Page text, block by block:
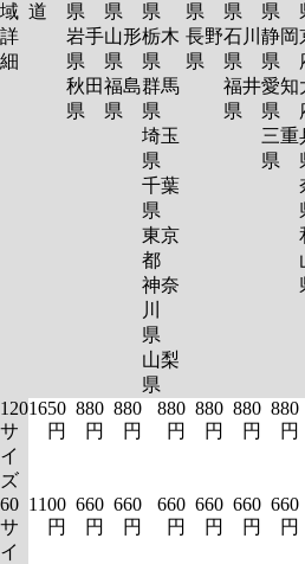
域
詳
細
道 県
岩手
県
秋田
県
県
山形
県
福島
県
県
栃木
県
群馬
県
埼玉
県
千葉
県
東京
都
神奈
川
県
山梨
県
県
長野
県
県
石川
県
福井
県
県
静岡
県
愛知
県
三重
県
120
サ
イ
ズ
1650
円
880
円
880
円
880
円
880
円
880
円
880
円
60
サ
イ
1100
円
660
円
660
円
660
円
660
円
660
円
660
円